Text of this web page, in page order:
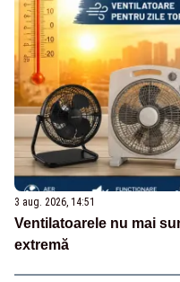
3 aug. 2026, 14:51
Ventilatoarele nu mai
extremă